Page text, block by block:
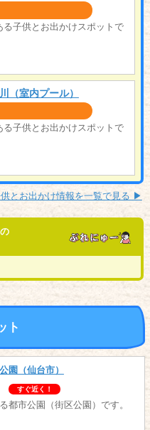
る子供とお出かけスポットで
（室内プール）
る子供とお出かけスポットで
とお出かけ情報を一覧で見る ▶︎
ト
園（仙台市）
すぐ近く！
都市公園（街区公園）です。